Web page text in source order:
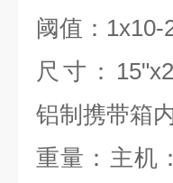
阈值：1x10-
尺寸：
铝制携带箱
重量：主机